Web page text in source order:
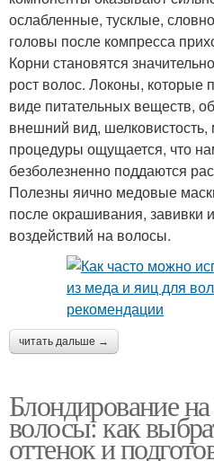
ослабленные, тусклые,
головы после компресса
Корни становятся
рост волос. Локоны, которые
виде питательных веществ,
внешний вид, шелковистость,
процедуры ощущается, что
безболезненно поддаются
Полезны яично медовые
после окрашивания, завивки
воздействий на волосы.
читать дальше →
Блондирование
волосы: как
оттенок и